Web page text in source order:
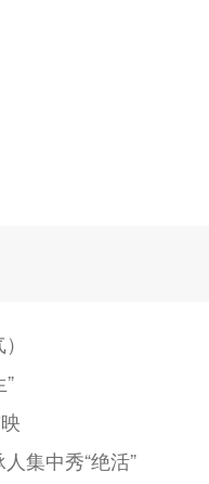
集中秀“绝活”